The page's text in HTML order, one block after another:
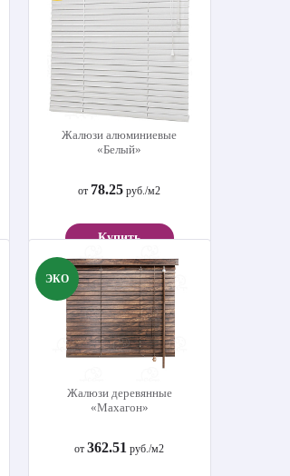
бамбуковые «Мокко»
Купить
Жалюзи алюминиевые
«Белый»
от 78.25 руб./м2
Купить
ЭКО
Жалюзи деревянные
«Махагон»
от362.51 руб./м2